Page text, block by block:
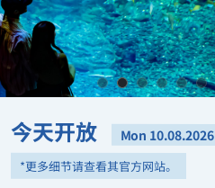
今天开放 Mon 10.08.2026
*更多细节请查看其官方网站。